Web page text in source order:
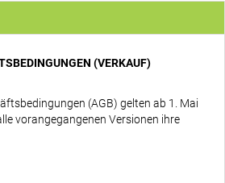
(VERKAUF)
(AGB) gelten ab 1. Mai
vorangegangenen Versionen ihre